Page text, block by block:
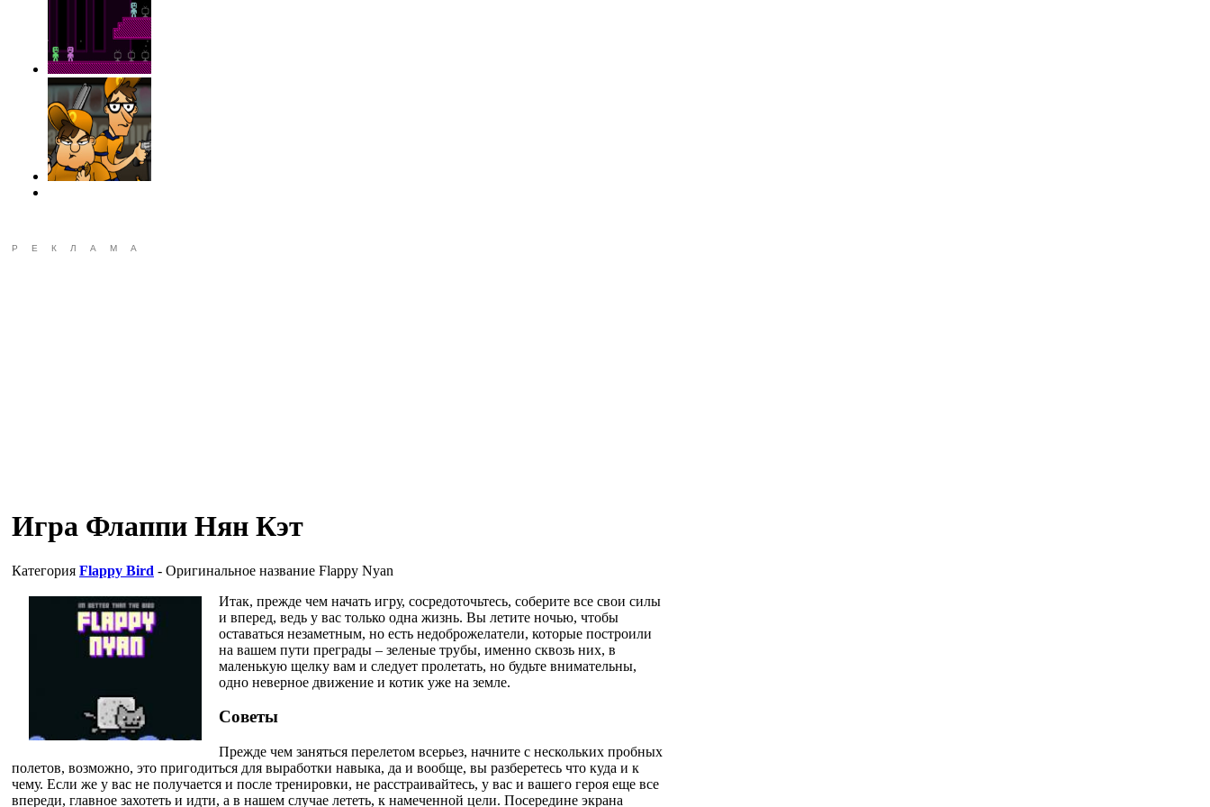
РЕКЛАМА
Игра Флаппи Нян Кэт
Категория Flappy Bird - Оригинальное название Flappy Nyan
Итак, прежде чем начать игру, сосредоточьтесь, соберите все свои силы
и вперед, ведь у вас только одна жизнь. Вы летите ночью, чтобы
оставаться незаметным, но есть недоброжелатели, которые построили
на вашем пути преграды – зеленые трубы, именно сквозь них, в
маленькую щелку вам и следует пролетать, но будьте внимательны,
одно неверное движение и котик уже на земле.
Советы
Прежде чем заняться перелетом всерьез, начните с нескольких пробных
полетов, возможно, это пригодиться для выработки навыка, да и вообще, вы разберетесь что куда и к
чему. Если же у вас не получается и после тренировки, не расстраивайтесь, у вас и вашего героя еще все
впереди, главное захотеть и идти, а в нашем случае лететь, к намеченной цели. Посередине экрана